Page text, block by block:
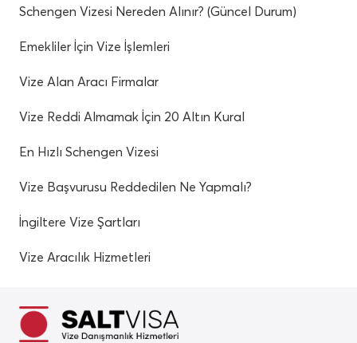
Schengen Vizesi Nereden Alınır? (Güncel Durum)
Emekliler İçin Vize İşlemleri
Vize Alan Aracı Firmalar
Vize Reddi Almamak İçin 20 Altın Kural
En Hızlı Schengen Vizesi
Vize Başvurusu Reddedilen Ne Yapmalı?
İngiltere Vize Şartları
Vize Aracılık Hizmetleri